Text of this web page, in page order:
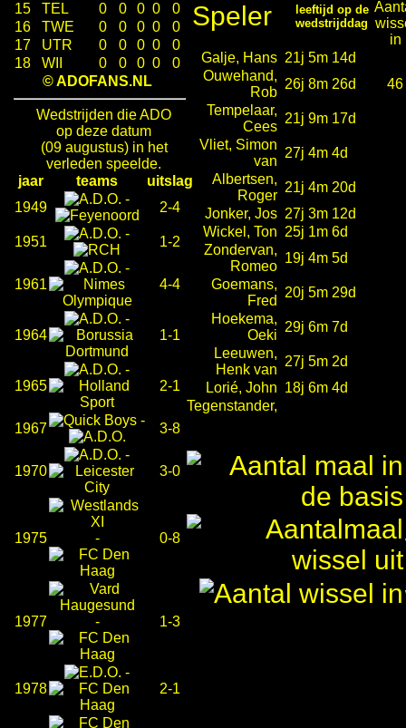
15
TEL 0 0 0 0
0
16
TWE 0 0 0 0
0
17
UTR 0 0 0 0
0
18
WII 0 0 0 0
0
© ADOFANS.NL
Wedstrijden die ADO
op deze datum
(09 augustus) in het
verleden speelde.
jaar
teams
uitslag
1949
-
2-4
1951
-
1-2
1961
-
4-4
1964
-
1-1
1965
-
2-1
1967
-
3-8
1970
-
3-0
1975 - 0-8
1977 - 1-3
1978
-
2-1
Speler
leeftijd op de
wedstrijddag
Galje, Hans 21j 5m 14d
Ouwehand,
Rob
26j 8m 26d
46
Tempelaar,
Cees
21j 9m 17d
Vliet, Simon
van
27j 4m 4d
Albertsen,
Roger
21j 4m 20d
Jonker, Jos 27j 3m 12d
Wickel, Ton 25j 1m 6d
Zondervan,
Romeo
19j 4m 5d
Goemans,
Fred
20j 5m 29d
Hoekema,
Oeki
29j 6m 7d
Leeuwen,
Henk van
27j 5m 2d
Lorié, John 18j 6m 4d
Tegenstander,